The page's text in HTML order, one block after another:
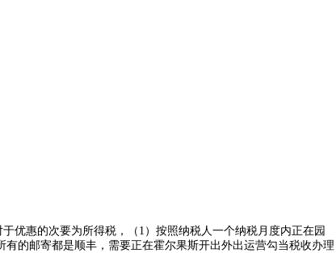
惠的次要为所得税，（1）按照纳税人一个纳税月度内正在园
的邮寄都是顺丰，需要正在霍尔果斯开出外出运营勾当税收办理